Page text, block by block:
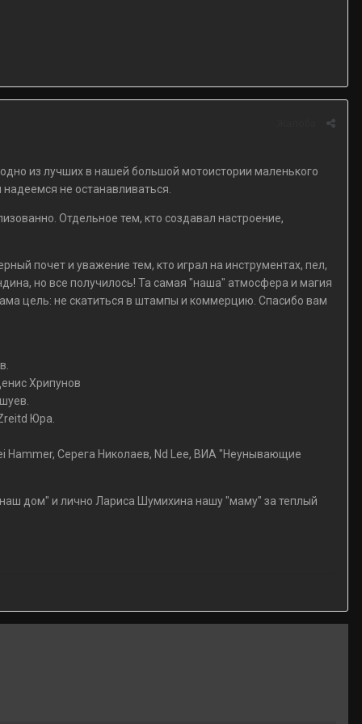
из лучших в нашей большой мотоистории маленького
не останавливаться.
Отдельное тем, кто создавал настроение,
почет и уважение тем, кто играл на инструментах, пел,
но все получилось! Та самая "наша" атмосфера и магия
цель: не скатиться в штампы и коммерцию. Спасибо вам
Хрипунов
Юра.
Hammer, Серега Николаев, Nd Lee, ВИА "Неунывающие
дом" и лично Лариса Шумихина нашу "маму" за теплый